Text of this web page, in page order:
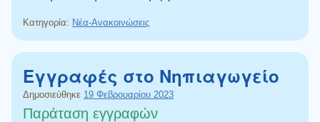
Κατηγορία: Νέα-Ανακοινώσεις
Εγγραφές στο Νηπιαγωγείο
Δημοσιεύθηκε 19 Φεβρουαρίου 2023
Παράταση εγγραφών